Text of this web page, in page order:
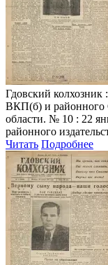
Гдовский колхозник
ВКП(б) и районного
области. № 10 : 22
районного
Читать Подробнее